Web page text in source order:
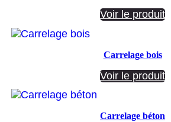
Voir le produit
Carrelage bois
Voir le produit
Carrelage béton